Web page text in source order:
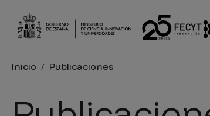
Sobrescribir enlaces
Inicio Publicaciones